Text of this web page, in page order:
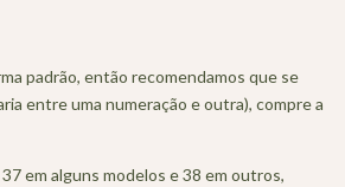
padrão, então recomendamos que se
entre uma numeração e outra), compre a
em alguns modelos e 38 em outros,